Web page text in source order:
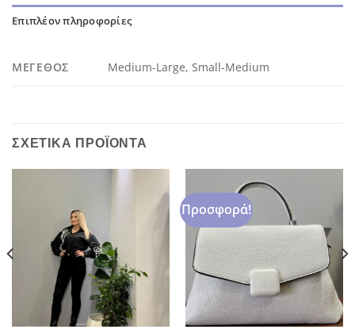
Επιπλέον πληροφορίες
ΜΈΓΕΘΟΣ Medium-Large, Small-Medium
ΣΧΕΤΙΚΆ ΠΡΟΪΌΝΤΑ
Προσφορά!